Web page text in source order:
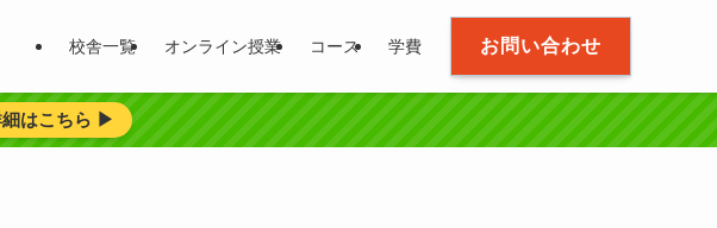
校舎一覧 オンライン授業 コース 学費 お問い合わせ
はこちら ▶︎